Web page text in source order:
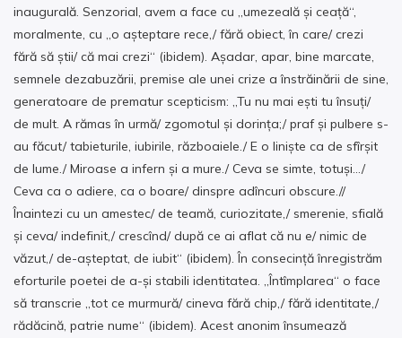
inaugurală. Senzorial, avem a face cu „umezeală și ceață“,
moralmente, cu „o așteptare rece,/ fără obiect, în care/ crezi
fără să știi/ că mai crezi“ (ibidem). Așadar, apar, bine marcate,
semnele dezabuzării, premise ale unei crize a înstrăinării de sine,
generatoare de prematur scepticism: „Tu nu mai ești tu însuți/
de mult. A rămas în urmă/ zgomotul și dorința;/ praf și pulbere s-
au făcut/ tabieturile, iubirile, războaiele./ E o liniște ca de sfîrșit
de lume./ Miroase a infern și a mure./ Ceva se simte, totuși…/
Ceva ca o adiere, ca o boare/ dinspre adîncuri obscure.//
Înaintezi cu un amestec/ de teamă, curiozitate,/ smerenie, sfială
și ceva/ indefinit,/ crescînd/ după ce ai aflat că nu e/ nimic de
văzut,/ de-așteptat, de iubit“ (ibidem). În consecință înregistrăm
eforturile poetei de a-și stabili identitatea. „Întîmplarea“ o face
să transcrie „tot ce murmură/ cineva fără chip,/ fără identitate,/
rădăcină, patrie nume“ (ibidem). Acest anonim însumează